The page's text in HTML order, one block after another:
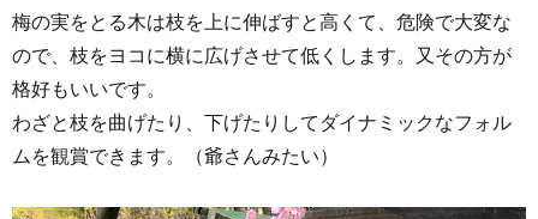
梅の実をとる木は枝を上に伸ばすと高くて、危険で大変な
ので、枝をヨコに横に広げさせて低くします。又その方が
格好もいいです。
わざと枝を曲げたり、下げたりしてダイナミックなフォル
ムを観賞できます。（爺さんみたい）